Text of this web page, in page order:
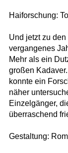
Haiforschung:
Und jetzt zu
vergangenes
Mehr als ein
großen
konnte ein
näher
Einzelgänger,
überraschend
Gestaltung: